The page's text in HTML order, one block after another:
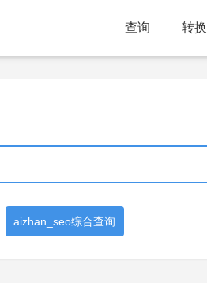
查询 转换
aizhan_seo综合查询